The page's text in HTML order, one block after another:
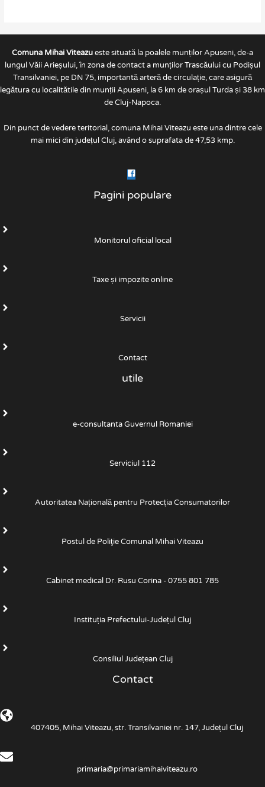
Comuna Mihai Viteazueste situată la poalele munților Apuseni, de-a
lungul Văii Arieșului, în zona de contact a munților Trascăului cu Podișul
Transilvaniei, pe DN 75, importantă arteră de circulație, care asigură
legătura cu localitătile din munții Apuseni, la 6 km de orașul Turda și 38 km
de Cluj-Napoca.
Din punct de vedere teritorial, comuna Mihai Viteazu este una dintre cele
mai mici din județul Cluj, având o suprafata de 47,53 kmp.
Pagini populare
Monitorul oficial local
Taxe și impozite online
Servicii
Contact
utile
e-consultanta Guvernul Romaniei
Serviciul 112
Autoritatea Națională pentru Protecția Consumatorilor
Postul de Poliţie Comunal Mihai Viteazu
Cabinet medical Dr. Rusu Corina - 0755 801 785
Instituția Prefectului-Județul Cluj
Consiliul Județean Cluj
Contact
407405, Mihai Viteazu, str. Transilvaniei nr. 147, Județul Cluj
primaria@primariamihaiviteazu.ro